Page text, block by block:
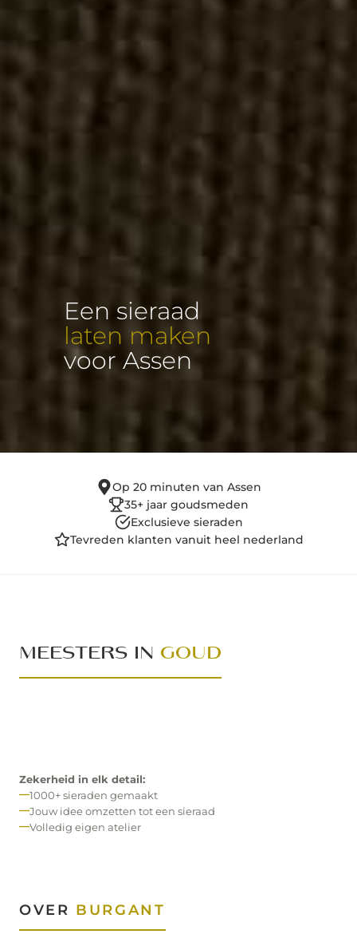
Een sieraad
laten maken
voor Assen
Op 20 minuten van Assen
35+ jaar goudsmeden
Exclusieve sieraden
Tevreden klanten vanuit heel nederland
MEESTERS IN GOUD
Zekerheid in elk detail:
1000+ sieraden gemaakt
Jouw idee omzetten tot een sieraad
Volledig eigen atelier
OVER BURGANT